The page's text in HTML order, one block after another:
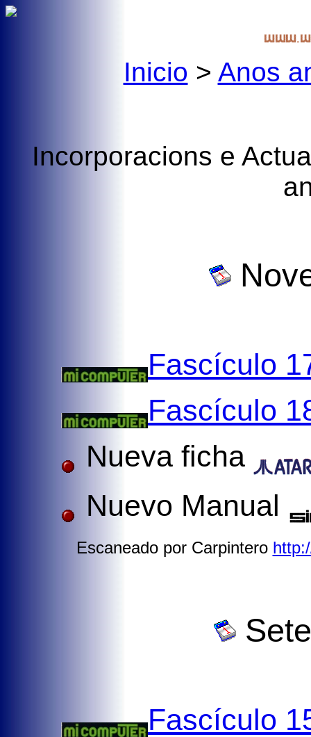
Inicio > Anos
Incorporacions e
Fascículo
Fascículo
Nueva ficha
Nuevo Manual
Escaneado por Carpintero
Fascículo